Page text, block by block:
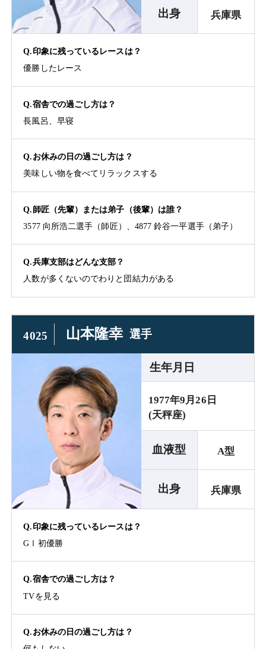
出身 兵庫県
Q.印象に残っているレースは？
優勝したレース
Q.宿舎での過ごし方は？
長風呂、早寝
Q.お休みの日の過ごし方は？
美味しい物を食べてリラックスする
Q.師匠（先輩）または弟子（後輩）は誰？
3577 向所浩二選手（師匠）、4877 鈴谷一平選手（弟子）
Q.兵庫支部はどんな支部？
人数が多くないのでわりと団結力がある
4025 山本隆幸 選手
生年月日
1977年9月26日
(天秤座)
血液型 A型
出身 兵庫県
Q.印象に残っているレースは？
GⅠ初優勝
Q.宿舎での過ごし方は？
TVを見る
Q.お休みの日の過ごし方は？